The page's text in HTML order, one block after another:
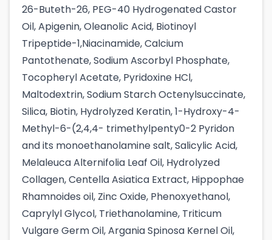
26-Buteth-26, PEG-40 Hydrogenated Castor
Oil, Apigenin, Oleanolic Acid, Biotinoyl
Tripeptide-1,Niacinamide, Calcium
Pantothenate, Sodium Ascorbyl Phosphate,
Tocopheryl Acetate, Pyridoxine HCl,
Maltodextrin, Sodium Starch Octenylsuccinate,
Silica, Biotin, Hydrolyzed Keratin, 1-Hydroxy-4-
Methyl-6-(2,4,4- trimethylpenty0-2 Pyridon
and its monoethanolamine salt, Salicylic Acid,
Melaleuca Alternifolia Leaf Oil, Hydrolyzed
Collagen, Centella Asiatica Extract, Hippophae
Rhamnoides oil, Zinc Oxide, Phenoxyethanol,
Caprylyl Glycol, Triethanolamine, Triticum
Vulgare Germ Oil, Argania Spinosa Kernel Oil,